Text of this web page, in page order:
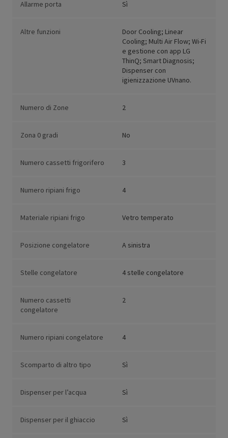
Allarme porta Sì
Altre funzioni
Door Cooling; Linear
Cooling; Multi Air Flow; Wi-Fi
e gestione con app LG
ThinQ; Smart Diagnosis;
Dispenser con
igienizzazione UVnano.
Numero di Zone 2
Zona 0 gradi No
Numero cassetti frigorifero 3
Numero ripiani frigo 4
Materiale ripiani frigo Vetro temperato
Posizione congelatore A sinistra
Stelle congelatore 4 stelle congelatore
Numero cassetti
congelatore
2
Numero ripiani congelatore 4
Scomparto di altro tipo Sì
Dispenser per l’acqua Sì
Dispenser per il ghiaccio Sì